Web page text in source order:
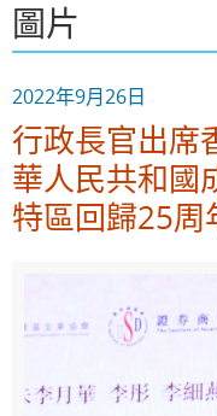
圖片
2022年9月26日
行政長官出席
華人民共和國
特區回歸25周